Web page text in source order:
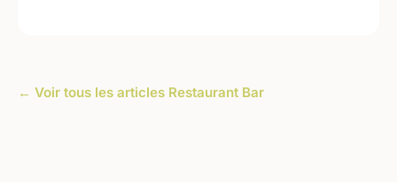
← Voir tous les articles Restaurant Bar